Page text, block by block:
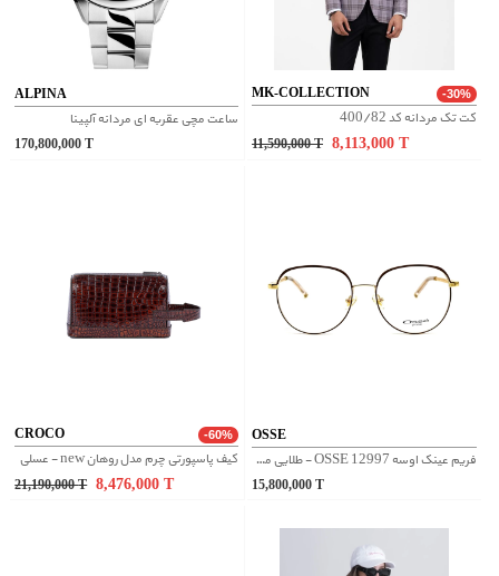
ALPINA
ساعت مچی عقربه ای مردانه آلپینا
170,800,000T
MK-COLLECTION -30%
کت تک مردانه کد 400/82
11,590,000T 8,113,000 T
CROCO -60%
کیف پاسپورتی چرم مدل روهان new - عسلی
21,190,000T 8,476,000T
OSSE
فریم عینک اوسه OSSE 12997 - طلایی مشکی
15,800,000 T